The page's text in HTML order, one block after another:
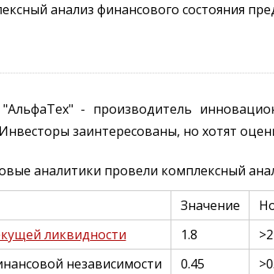
анализ финансового состояния
- производитель
заинтересованы, но хотят
аналитики провели комплексный
Значение
ликвидности
1.8
>2
независимости
0.45